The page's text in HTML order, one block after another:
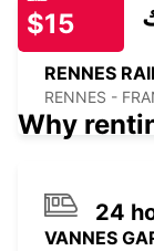
RENNES
RENNES -
VANNES
$15
Why
24